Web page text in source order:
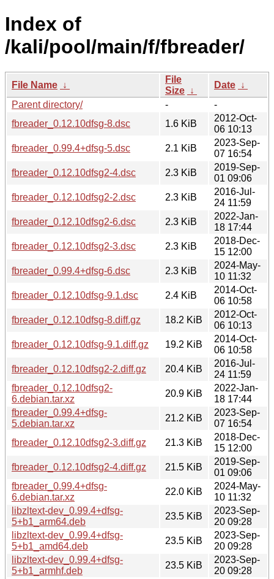
Index of
/kali/pool/main/f/fbreader/
File Name ↓
File
Size ↓
Date ↓
Parent directory/
-
-
fbreader_0.12.10dfsg-8.dsc
1.6 KiB
2012-Oct-
06 10:13
fbreader_0.99.4+dfsg-5.dsc
2.1 KiB
2023-Sep-
07 16:54
fbreader_0.12.10dfsg2-4.dsc
2.3 KiB
2019-Sep-
01 09:06
fbreader_0.12.10dfsg2-2.dsc
2.3 KiB
2016-Jul-
24 11:59
fbreader_0.12.10dfsg2-6.dsc
2.3 KiB
2022-Jan-
18 17:44
fbreader_0.12.10dfsg2-3.dsc
2.3 KiB
2018-Dec-
15 12:00
fbreader_0.99.4+dfsg-6.dsc
2.3 KiB
2024-May-
10 11:32
fbreader_0.12.10dfsg-9.1.dsc
2.4 KiB
2014-Oct-
06 10:58
fbreader_0.12.10dfsg-8.diff.gz
18.2 KiB
2012-Oct-
06 10:13
fbreader_0.12.10dfsg-9.1.diff.gz
19.2 KiB
2014-Oct-
06 10:58
fbreader_0.12.10dfsg2-2.diff.gz
20.4 KiB
2016-Jul-
24 11:59
fbreader_0.12.10dfsg2-
6.debian.tar.xz
20.9 KiB
2022-Jan-
18 17:44
fbreader_0.99.4+dfsg-
5.debian.tar.xz
21.2 KiB
2023-Sep-
07 16:54
fbreader_0.12.10dfsg2-3.diff.gz
21.3 KiB
2018-Dec-
15 12:00
fbreader_0.12.10dfsg2-4.diff.gz
21.5 KiB
2019-Sep-
01 09:06
fbreader_0.99.4+dfsg-
6.debian.tar.xz
22.0 KiB
2024-May-
10 11:32
libzltext-dev_0.99.4+dfsg-
5+b1_arm64.deb
23.5 KiB
2023-Sep-
20 09:28
libzltext-dev_0.99.4+dfsg-
5+b1_amd64.deb
23.5 KiB
2023-Sep-
20 09:28
libzltext-dev_0.99.4+dfsg-
5+b1_armhf.deb
23.5 KiB
2023-Sep-
20 09:28